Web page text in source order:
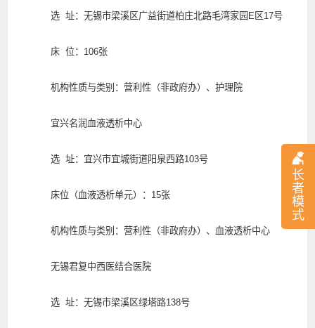
长
者
模
式
选 址：无锡市梁溪区广益街道柏庄北路毛湾家园E区17号
床 位：106张
机构性质与类别：营利性（非政府办）、护理院
宜兴名润血液透析中心
选 址：宜兴市宜城街道阳泉西路103号
床位（血液透析单元）：15张
机构性质与类别：营利性（非政府办）、血液透析中心
无锡君复中西医结合医院
选 址：无锡市梁溪区绿塔路138号